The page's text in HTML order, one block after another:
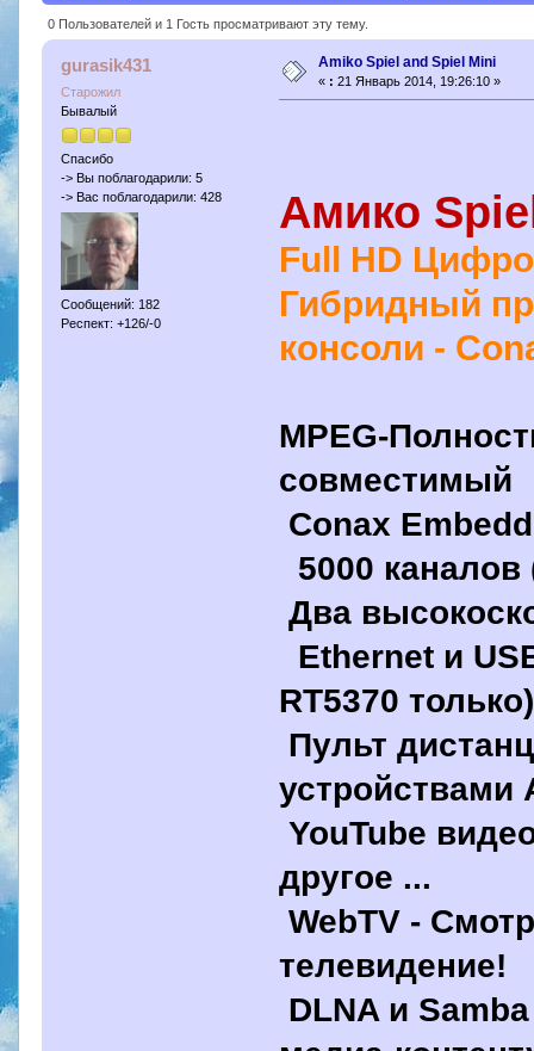
0 Пользователей и 1 Гость просматривают эту тему.
gurasik431
Старожил
Бывалый
Спасибо
-> Вы поблагодарили: 5
-> Вас поблагодарили: 428
Сообщений: 182
Респект: +126/-0
Amiko Spiel and Spiel Mini
« : 21 Январь 2014, 19:26:10 »
Амико
Full HD
Гибридный
консоли -
MPEG-
совместимый
Conax
5000
Два
Ethernet и
RT5370 только)
Пульт
устройствами
YouTube
другое ...
WebTV -
телевидение!
DLNA и